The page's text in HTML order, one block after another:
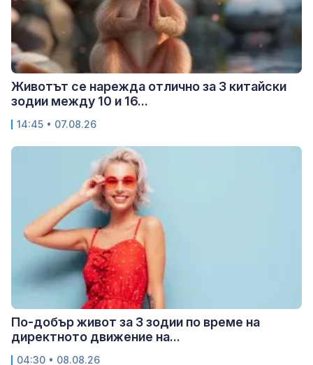
Животът се нарежда отлично за 3 китайски
зодии между 10 и 16...
14:45 • 07.08.26
По-добър живот за 3 зодии по време на
директното движение на...
04:30 • 08.08.26